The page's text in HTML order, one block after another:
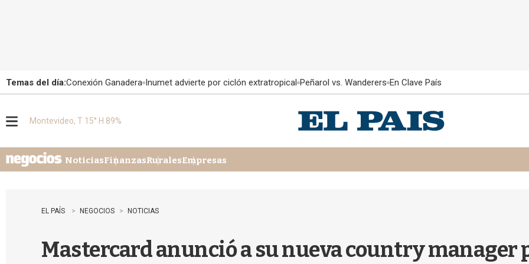
Temas del día:Conexión Ganadera Inumet advierte por ciclón extratropical Peñarol vs. Wanderers En Clave País
u
Montevideo, T 15° H 89%
NoticiasFinanzasRuralesEmpresas
EL PAÍS NEGOCIOS NOTICIAS
Mastercard anunció a su nueva country manager